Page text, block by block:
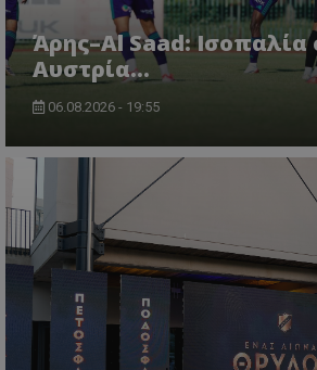
Άρης–Al Saad: Ισοπαλία
Αυστρία...
06.08.2026 - 19:55